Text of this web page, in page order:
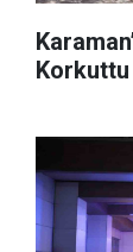
Korkuttu